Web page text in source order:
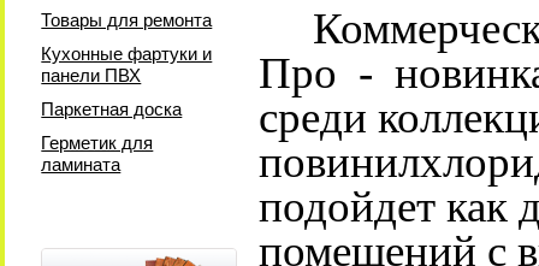
Товары для ремонта
Кухонные фартуки и
панели ПВХ
Паркетная доска
Герметик для
ламината
Про -
среди
подойдет как
помещений с